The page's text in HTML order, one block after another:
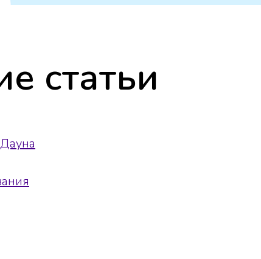
статьи